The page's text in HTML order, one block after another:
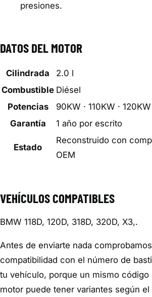
presiones.
DATOS DEL MOTOR
Cilindrada
2.0 l
Combustible Diésel
Potencias
90KW · 110KW · 120KW
Garantía
1 año por escrito
Estado
Reconstruido con
OEM
VEHÍCULOS COMPATIBLES
BMW 118D, 120D, 318D, 320D, X3,.
Antes de enviarte nada
compatibilidad con el número de
tu vehículo, porque un mismo código
motor puede tener variantes según el